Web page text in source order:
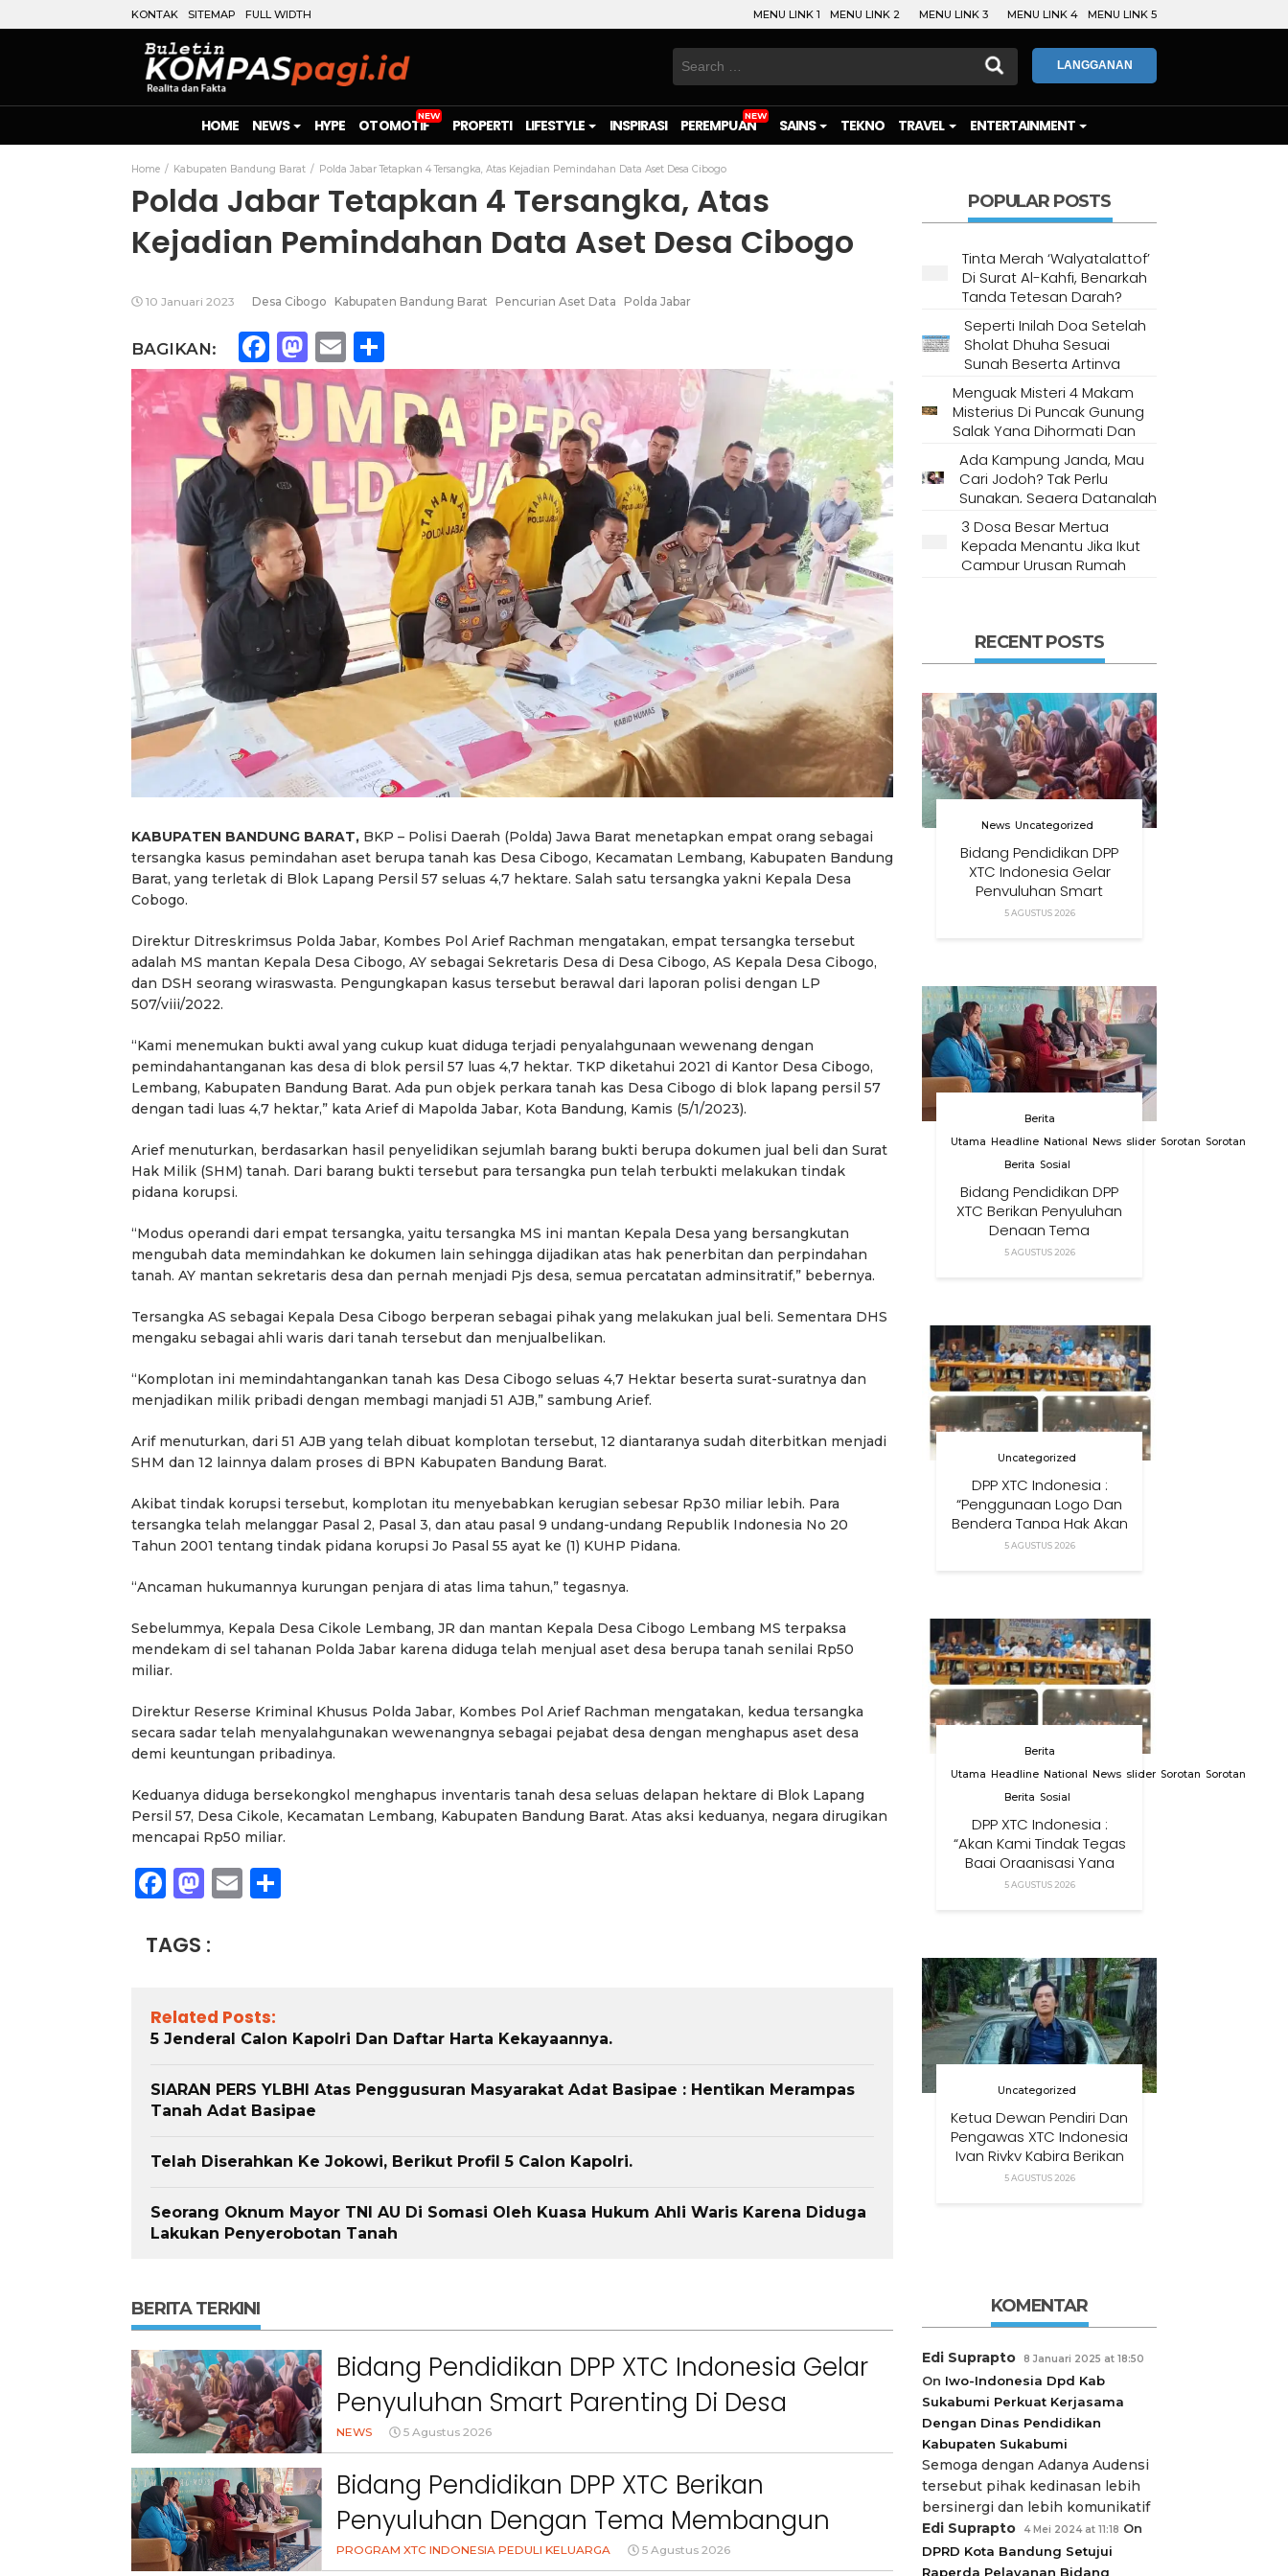
KONTAK SITEMAP FULL WIDTH MENU LINK 1 MENU LINK 2 MENU LINK 3 MENU LINK 4 MENU LINK 5
Search
LANGGANAN
HOME NEWS HYPE OTOMOTIF PROPERTI LIFESTYLE INSPIRASI PEREMPUAN SAINS TEKNO TRAVEL ENTERTAINMENT
Home Kabupaten Bandung Barat Polda Jabar Tetapkan 4 Tersangka, Atas Kejadian Pemindahan Data Aset Desa Cibogo
Polda Jabar Tetapkan 4 Tersangka, Atas
Kejadian Pemindahan Data Aset Desa Cibogo
10 Januari 2023 Desa Cibogo Kabupaten Bandung Barat Pencurian Aset Data Polda Jabar
BAGIKAN: Facebook
Mastodon
Email
KABUPATEN BANDUNG BARAT, BKP – Polisi Daerah (Polda) Jawa Barat menetapkan empat orang sebagai
tersangka kasus pemindahan aset berupa tanah kas Desa Cibogo, Kecamatan Lembang, Kabupaten Bandung
Barat, yang terletak di Blok Lapang Persil 57 seluas 4,7 hektare. Salah satu tersangka yakni Kepala Desa
Cobogo.
Direktur Ditreskrimsus Polda Jabar, Kombes Pol Arief Rachman mengatakan, empat tersangka tersebut
adalah MS mantan Kepala Desa Cibogo, AY sebagai Sekretaris Desa di Desa Cibogo, AS Kepala Desa Cibogo,
dan DSH seorang wiraswasta. Pengungkapan kasus tersebut berawal dari laporan polisi dengan LP
507/viii/2022.
“Kami menemukan bukti awal yang cukup kuat diduga terjadi penyalahgunaan wewenang dengan
pemindahantanganan kas desa di blok persil 57 luas 4,7 hektar. TKP diketahui 2021 di Kantor Desa Cibogo,
Lembang, Kabupaten Bandung Barat. Ada pun objek perkara tanah kas Desa Cibogo di blok lapang persil 57
dengan tadi luas 4,7 hektar,” kata Arief di Mapolda Jabar, Kota Bandung, Kamis (5/1/2023).
Arief menuturkan, berdasarkan hasil penyelidikan sejumlah barang bukti berupa dokumen jual beli dan Surat
Hak Milik (SHM) tanah. Dari barang bukti tersebut para tersangka pun telah terbukti melakukan tindak
pidana korupsi.
“Modus operandi dari empat tersangka, yaitu tersangka MS ini mantan Kepala Desa yang bersangkutan
mengubah data memindahkan ke dokumen lain sehingga dijadikan atas hak penerbitan dan perpindahan
tanah. AY mantan sekretaris desa dan pernah menjadi Pjs desa, semua percatatan adminsitratif,” bebernya.
Tersangka AS sebagai Kepala Desa Cibogo berperan sebagai pihak yang melakukan jual beli. Sementara DHS
mengaku sebagai ahli waris dari tanah tersebut dan menjualbelikan.
“Komplotan ini memindahtangankan tanah kas Desa Cibogo seluas 4,7 Hektar beserta surat-suratnya dan
menjadikan milik pribadi dengan membagi manjadi 51 AJB,” sambung Arief.
Arif menuturkan, dari 51 AJB yang telah dibuat komplotan tersebut, 12 diantaranya sudah diterbitkan menjadi
SHM dan 12 lainnya dalam proses di BPN Kabupaten Bandung Barat.
Akibat tindak korupsi tersebut, komplotan itu menyebabkan kerugian sebesar Rp30 miliar lebih. Para
tersangka telah melanggar Pasal 2, Pasal 3, dan atau pasal 9 undang-undang Republik Indonesia No 20
Tahun 2001 tentang tindak pidana korupsi Jo Pasal 55 ayat ke (1) KUHP Pidana.
“Ancaman hukumannya kurungan penjara di atas lima tahun,” tegasnya.
Sebelummya, Kepala Desa Cikole Lembang, JR dan mantan Kepala Desa Cibogo Lembang MS terpaksa
mendekam di sel tahanan Polda Jabar karena diduga telah menjual aset desa berupa tanah senilai Rp50
miliar.
Direktur Reserse Kriminal Khusus Polda Jabar, Kombes Pol Arief Rachman mengatakan, kedua tersangka
secara sadar telah menyalahgunakan wewenangnya sebagai pejabat desa dengan menghapus aset desa
demi keuntungan pribadinya.
Keduanya diduga bersekongkol menghapus inventaris tanah desa seluas delapan hektare di Blok Lapang
Persil 57, Desa Cikole, Kecamatan Lembang, Kabupaten Bandung Barat. Atas aksi keduanya, negara dirugikan
mencapai Rp50 miliar.
Facebook
Mastodon
Email
TAGS :
Related Posts:
5 Jenderal Calon Kapolri Dan Daftar Harta Kekayaannya.
SIARAN PERS YLBHI Atas Penggusuran Masyarakat Adat Basipae : Hentikan Merampas
Tanah Adat Basipae
Telah Diserahkan Ke Jokowi, Berikut Profil 5 Calon Kapolri.
Seorang Oknum Mayor TNI AU Di Somasi Oleh Kuasa Hukum Ahli Waris Karena Diduga
Lakukan Penyerobotan Tanah
BERITA TERKINI
Bidang Pendidikan DPP XTC Indonesia Gelar
Penyuluhan Smart Parenting Di Desa
Cihanjuang KBB
NEWS 5 Agustus 2026
Bidang Pendidikan DPP XTC Berikan
Penyuluhan Dengan Tema Membangun
Peran Orang Tua Dalam Menjaga
PROGRAM XTC INDONESIA PEDULI KELUARGA 5 Agustus 2026
POPULAR POSTS
Tinta Merah ‘Walyatalattof’
Di Surat Al-Kahfi, Benarkah
Tanda Tetesan Darah?
Seperti Inilah Doa Setelah
Sholat Dhuha Sesuai
Sunah Beserta Artinya
Menguak Misteri 4 Makam
Misterius Di Puncak Gunung
Salak Yang Dihormati Dan
Dianggap Tempat Suci Oleh
Masyarakat Setempat
Ada Kampung Janda, Mau
Cari Jodoh? Tak Perlu
Sungkan, Segera Datanglah
Ke Desa Ini
3 Dosa Besar Mertua
Kepada Menantu Jika Ikut
Campur Urusan Rumah
RECENT POSTS
News Uncategorized
Bidang Pendidikan DPP
XTC Indonesia Gelar
Penyuluhan Smart
Parenting Di Desa
5 AGUSTUS 2026
Berita
Utama
Headline National News slider Sorotan Sorotan
Berita Sosial
Bidang Pendidikan DPP
XTC Berikan Penyuluhan
Dengan Tema
Membangun Peran
5 AGUSTUS 2026
Uncategorized
DPP XTC Indonesia :
“Penggunaan Logo Dan
Bendera Tanpa Hak Akan
Ditindak”
5 AGUSTUS 2026
Berita
Utama
Headline National News slider Sorotan Sorotan
Berita Sosial
DPP XTC Indonesia :
“Akan Kami Tindak Tegas
Bagi Organisasi Yang
Menggunakan Nama,
5 AGUSTUS 2026
Uncategorized
Ketua Dewan Pendiri Dan
Pengawas XTC Indonesia
Ivan Rivky Kabira Berikan
Peryataan Sikap Terkait
5 AGUSTUS 2026
KOMENTAR
Edi Suprapto 8 Januari 2025 at 18:50
On Iwo-Indonesia Dpd Kab
Sukabumi Perkuat Kerjasama
Dengan Dinas Pendidikan
Kabupaten Sukabumi
Semoga dengan Adanya Audensi
tersebut pihak kedinasan lebih
bersinergi dan lebih komunikatif
Edi Suprapto
4 Mei 2024 at 11:18 On
DPRD Kota Bandung Setujui
Raperda Pelayanan Bidang